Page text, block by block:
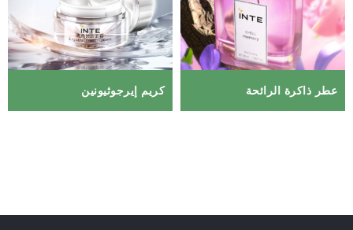
عطر ذاكرة الرائحة كريم إيرجوثيونين